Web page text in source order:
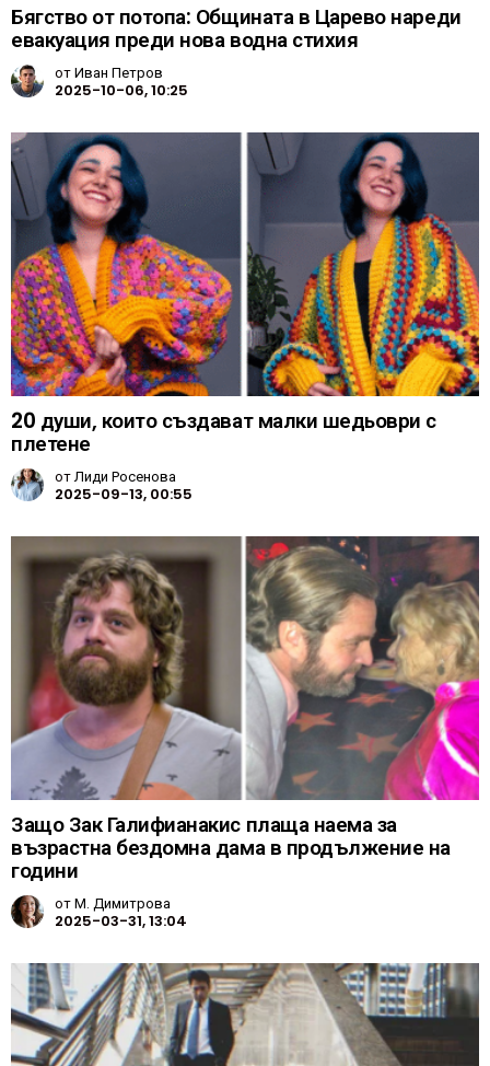
Бягство от потопа: Общината в Царево нареди
евакуация преди нова водна стихия
отИван Петров
2025-10-06, 10:25
20 души, които създават малки шедьоври с
плетене
отЛиди Росенова
2025-09-13, 00:55
Защо Зак Галифианакис плаща наема за
възрастна бездомна дама в продължение на
години
отМ. Димитрова
2025-03-31, 13:04